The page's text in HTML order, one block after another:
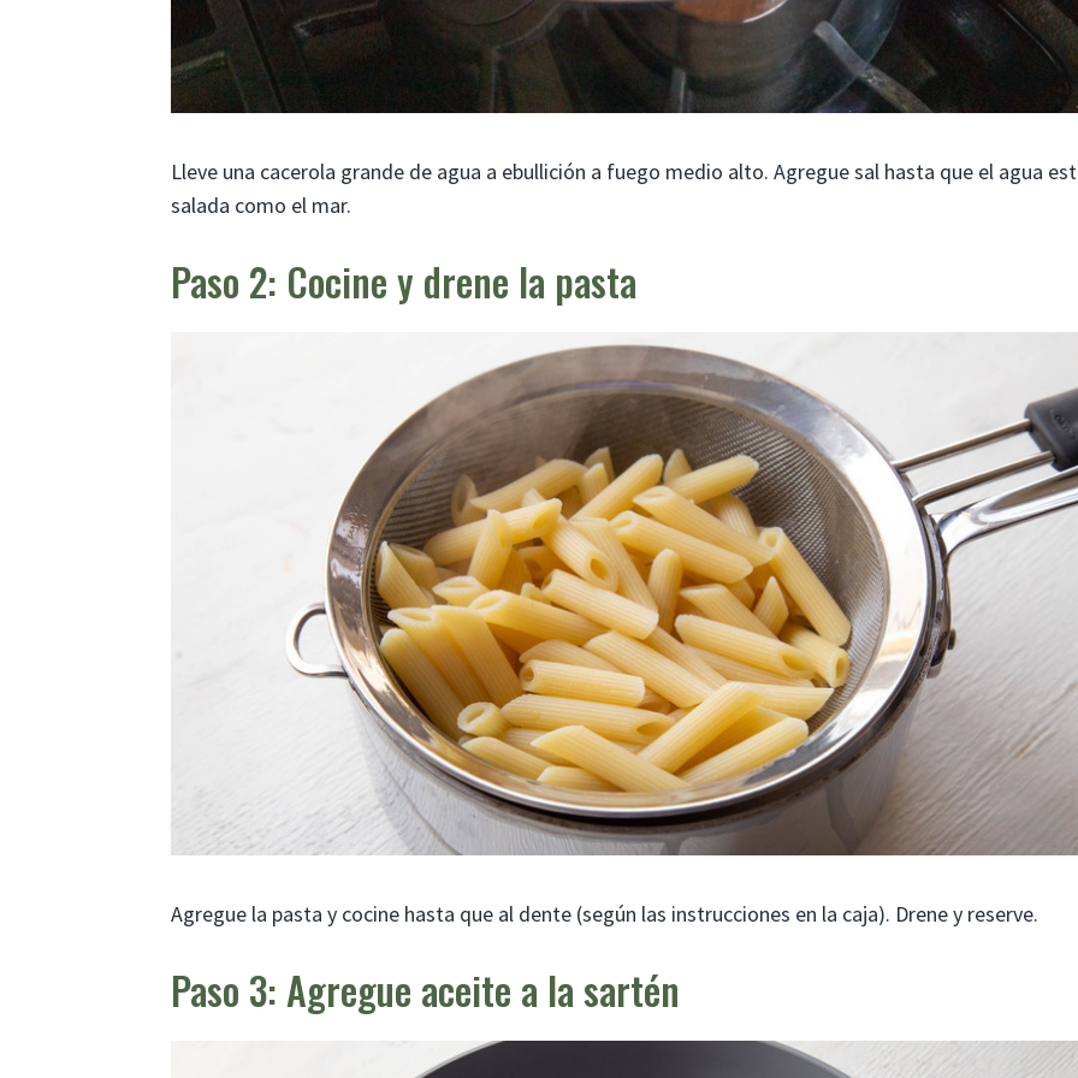
Lleve una cacerola grande de agua a ebullición a fuego medio alto. Agregue sal hasta que el agua
salada como el mar.
Paso 2: Cocine y drene la pasta
Agregue la pasta y cocine hasta que al dente (según las instrucciones en la caja). Drene y reserve.
Paso 3: Agregue aceite a la sartén